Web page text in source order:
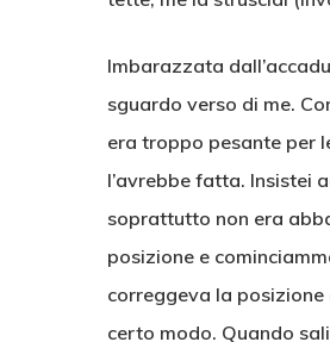
Imbarazzata
sguardo verso di me.
era troppo pesante per
l’avrebbe fatta. Insistei
soprattutto non era
posizione e
correggeva la posizione
certo modo. Quando